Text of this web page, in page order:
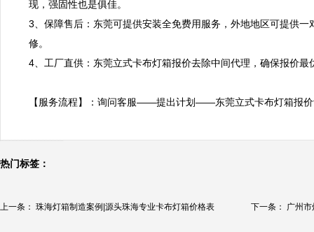
现，强固性也是俱佳。
3、保障售后：东莞可提供安装全免费用服务，外地地区可提供
修。
4、工厂直供：东莞立式卡布灯箱报价去除中间代理，确保报价最
【服务流程】：询问客服——提出计划——东莞立式卡布灯箱
热门标签：
上一条： 珠海灯箱制造案例|源头珠海专业卡布灯箱价格表 下一条： 广州